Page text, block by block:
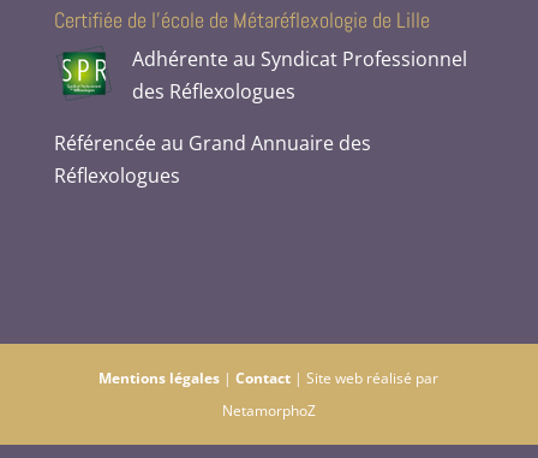
Certifiée de l’école de Métaréflexologie de Lille
Adhérente au Syndicat Professionnel
des Réflexologues
Référencée au Grand Annuaire des
Réflexologues
Mentions légales |Contact | Site web réalisé par
NetamorphoZ